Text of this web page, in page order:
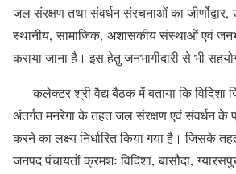
जल संरक्षण तथा संवर्धन संरचनाओं का जीर्णोद्वार,
स्थानीय, सामाजिक, अशासकीय संस्थाओं एवं
कराया जाना है। इस हेतु जनभागीदारी से भी
कलेक्टर श्री वैद्य बैठक में बताया कि विदिशा
अंतर्गत मनरेगा के तहत जल संरक्षण एवं संवर्धन के
करने का लक्ष्य निर्धारित किया गया है। जिसके
जनपद पंचायतों क्रमशः विदिशा, बासौदा,